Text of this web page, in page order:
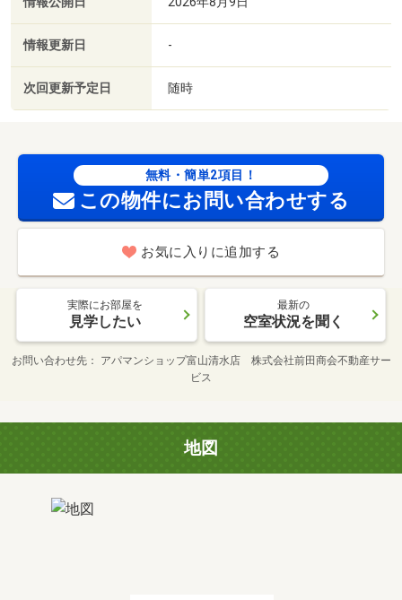
情報更新日 -
次回更新予定日 随時
無料・簡単2項目！
この物件にお問い合わせする
お気に入りに追加する
実際にお部屋を
見学したい
最新の
空室状況を聞く
お問い合わせ先
アパマンショップ富山清水店 株式会社前田商会不動産サー
ビス
地図